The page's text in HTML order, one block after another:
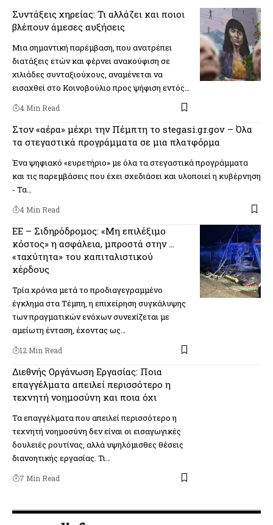
Συντάξεις χηρείας: Τι αλλάζει και ποιοι
βλέπουν άμεσες αυξήσεις
Μια σημαντική παρέμβαση, που ανατρέπει
διατάξεις ετών και φέρνει ανακούφιση σε
χιλιάδες συνταξιούχους, αναμένεται να
εισαχθεί στο Κοινοβούλιο προς ψήφιση εντός…
4 Min Read
Στον «αέρα» μέχρι την Πέμπτη το stegasi.gr.gov – Όλα
τα στεγαστικά προγράμματα σε μια πλατφόρμα
Ένα ψηφιακό «ευρετήριο» με όλα τα στεγαστικά προγράμματα
και τις παρεμβάσεις που έχει σχεδιάσει και υλοποιεί η κυβέρνηση
- Τα…
4 Min Read
ΕΕ – Σιδηρόδρομος: «Μη επιλέξιμο
κόστος» η ασφάλεια, μπροστά στην …
«ταχύτητα» του καπιταλιστικού
κέρδους
Τρία χρόνια μετά το προδιαγεγραμμένο
έγκλημα στα Τέμπη, η επιχείρηση συγκάλυψης
των πραγματικών ενόχων συνεχίζεται με
αμείωτη ένταση, έχοντας ως…
12 Min Read
Διεθνής Οργάνωση Εργασίας: Ποια
επαγγέλματα απειλεί περισσότερο η
τεχνητή νοημοσύνη και ποια όχι
Τα επαγγέλματα που απειλεί περισσότερο η
τεχνητή νοημοσύνη δεν είναι οι εισαγωγικές
δουλειές ρουτίνας, αλλά υψηλόμισθες θέσεις
διανοητικής εργασίας. Τι…
7 Min Read